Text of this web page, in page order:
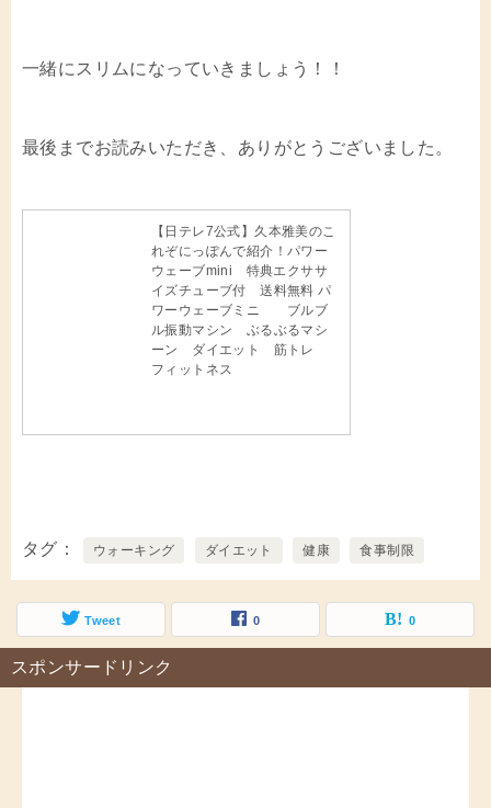
一緒にスリムになっていきましょう！！
最後までお読みいただき、ありがとうございました。
【日テレ7公式】久本雅美のこ
れぞにっぽんで紹介！パワー
ウェーブmini 特典エクササ
イズチューブ付 送料無料 パ
ワーウェーブミニ ブルブ
ル振動マシン ぶるぶるマシ
ーン ダイエット 筋トレ
フィットネス
タグ ウォーキング ダイエット 健康 食事制限
Tweet 0 0
スポンサードリンク